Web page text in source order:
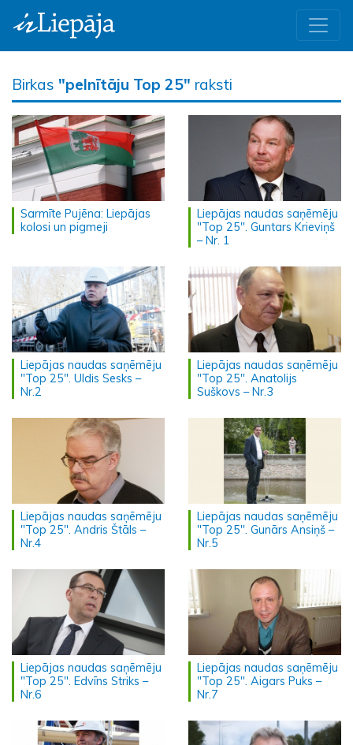
Birkas "pelnītāju Top 25" raksti
Sarmīte Pujēna: Liepājas
kolosi un pigmeji
Liepājas naudas saņēmēju
"Top 25". Guntars Krieviņš
– Nr. 1
Liepājas naudas saņēmēju
"Top 25". Uldis Sesks –
Nr.2
Liepājas naudas saņēmēju
"Top 25". Anatolijs
Suškovs – Nr.3
Liepājas naudas saņēmēju
"Top 25". Andris Štāls –
Nr.4
Liepājas naudas saņēmēju
"Top 25". Gunārs Ansiņš –
Nr.5
Liepājas naudas saņēmēju
"Top 25". Edvīns Striks –
Nr.6
Liepājas naudas saņēmēju
"Top 25". Aigars Puks –
Nr.7